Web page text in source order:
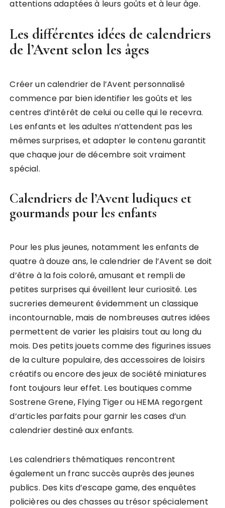
attentions adaptées à leurs goûts et à leur âge.
Les différentes idées de calendriers
de l’Avent selon les âges
Créer un calendrier de l’Avent personnalisé
commence par bien identifier les goûts et les
centres d’intérêt de celui ou celle qui le recevra.
Les enfants et les adultes n’attendent pas les
mêmes surprises, et adapter le contenu garantit
que chaque jour de décembre soit vraiment
spécial.
Calendriers de l’Avent ludiques et
gourmands pour les enfants
Pour les plus jeunes, notamment les enfants de
quatre à douze ans, le calendrier de l’Avent se doit
d’être à la fois coloré, amusant et rempli de
petites surprises qui éveillent leur curiosité. Les
sucreries demeurent évidemment un classique
incontournable, mais de nombreuses autres idées
permettent de varier les plaisirs tout au long du
mois. Des petits jouets comme des figurines issues
de la culture populaire, des accessoires de loisirs
créatifs ou encore des jeux de société miniatures
font toujours leur effet. Les boutiques comme
Sostrene Grene, Flying Tiger ou HEMA regorgent
d’articles parfaits pour garnir les cases d’un
calendrier destiné aux enfants.
Les calendriers thématiques rencontrent
également un franc succès auprès des jeunes
publics. Des kits d’escape game, des enquêtes
policières ou des chasses au trésor spécialement